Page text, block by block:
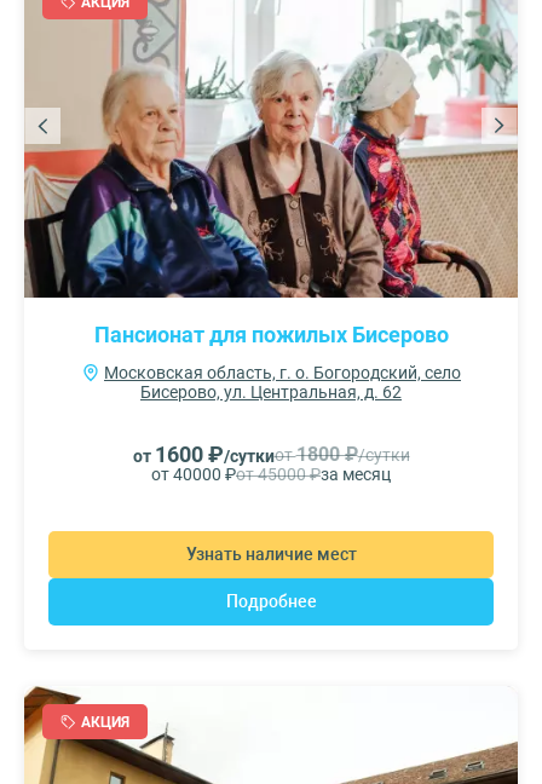
Пансионат для пожилых Бисерово
Московская область, г. о. Богородский, село
Бисерово, ул. Центральная, д. 62
от 1600 ₽/суткиот1800 ₽/сутки
от 40000 ₽от 45000 ₽за месяц
Узнать наличие мест
Подробнее
АКЦИЯ